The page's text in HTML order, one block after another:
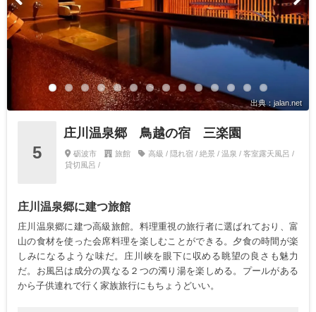
出典：jalan.net
5
庄川温泉郷 鳥越の宿 三楽園
砺波市 旅館
高級 / 隠れ宿 / 絶景 / 温泉 / 客室露天風呂 /
貸切風呂 /
庄川温泉郷に建つ旅館
庄川温泉郷に建つ高級旅館。料理重視の旅行者に選ばれており、富
山の食材を使った会席料理を楽しむことができる。夕食の時間が楽
しみになるような味だ。庄川峡を眼下に収める眺望の良さも魅力
だ。お風呂は成分の異なる２つの濁り湯を楽しめる。プールがある
から子供連れで行く家族旅行にもちょうどいい。